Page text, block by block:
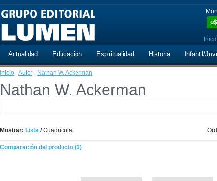
u$
Actualidad Educación Espiritualidad Historia Infantil/
Inicio · Autor · Nathan W. Ackerman
Nathan W. Ackerman
Mostrar: Lista /Cuadrícula
Comparación del producto (0)